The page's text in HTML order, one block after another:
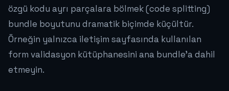
özgü kodu ayrı parçalara bölmek (code splitting)
bundle boyutunu dramatik biçimde küçültür.
Örneğin yalnızca iletişim sayfasında kullanılan
form validasyon kütüphanesini ana bundle'a dahil
etmeyin.